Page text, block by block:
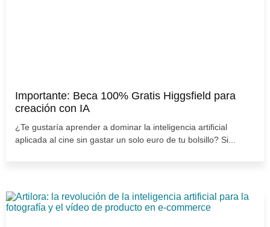
Importante: Beca 100% Gratis Higgsfield para
creación con IA
¿Te gustaría aprender a dominar la inteligencia artificial
aplicada al cine sin gastar un solo euro de tu bolsillo? Si...